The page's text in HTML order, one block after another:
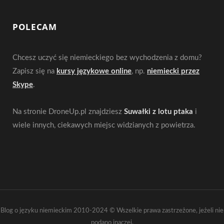
POLECAM
Chcesz uczyć się niemieckiego bez wychodzenia z domu?
Zapisz się na kursy językowe online, np. niemiecki przez
Skype.
Na stronie DroneUp.pl znajdziesz Suwałki z lotu ptaka i
wiele innych, ciekawych miejsc widzianych z powietrza.
Blog o języku niemieckim 2010-2024 © Wszelkie prawa zastrzeżone, jeżeli nie